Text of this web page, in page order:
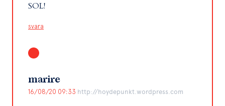
SOL!
svara
marire
16/08/20 09:33 http://hoydepunkt.wordpress.com